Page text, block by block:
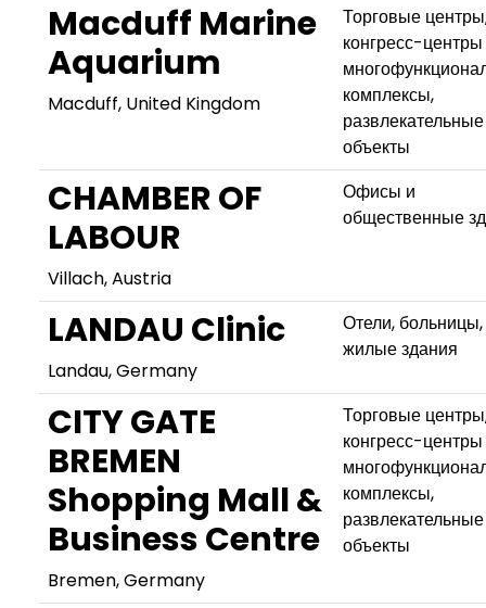
Macduff Marine
Aquarium
Macduff, United Kingdom
Торговые
конгресс-
комплексы,
развлекательные
объекты
CHAMBER OF
LABOUR
Villach, Austria
Офисы и
общественные
LANDAU Clinic
Landau, Germany
Отели, больницы,
жилые здания
CITY GATE
BREMEN
Shopping Mall &
Business Centre
Bremen, Germany
Торговые
конгресс-
комплексы,
развлекательные
объекты